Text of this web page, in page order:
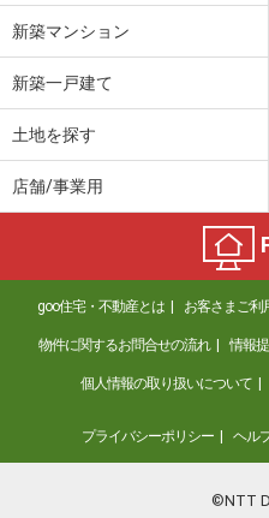
新築マンション
新築一戸建て
土地を探す
店舗/事業用
goo住宅・不動産とは お客さまご利
物件に関するお問合せの流れ 情報
個人情報の取り扱いについて
プライバシーポリシー ヘル
©NTT